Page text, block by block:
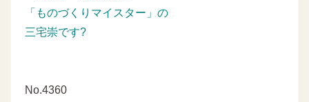
「ものづくりマイスター」の
三宅崇です?
No.4360